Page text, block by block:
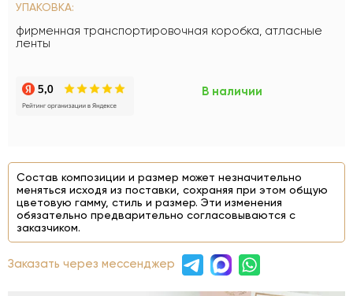
УПАКОВКА:
фирменная транспортировочная коробка, атласные
ленты
В наличии
Состав композиции и размер может незначительно
меняться исходя из поставки, сохраняя при этом общую
цветовую гамму, стиль и размер. Эти изменения
обязательно предварительно согласовываются с
заказчиком.
Заказать через мессенджер